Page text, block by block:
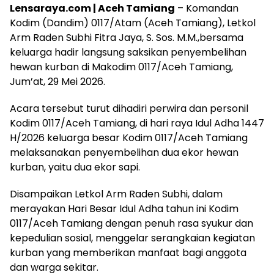
Lensaraya.com | Aceh Tamiang – Komandan
Kodim (Dandim) 0117/Atam (Aceh Tamiang), Letkol
Arm Raden Subhi Fitra Jaya, S. Sos. M.M.,bersama
keluarga hadir langsung saksikan penyembelihan
hewan kurban di Makodim 0117/Aceh Tamiang,
Jum’at, 29 Mei 2026.
Acara tersebut turut dihadiri perwira dan personil
Kodim 0117/Aceh Tamiang, di hari raya Idul Adha 1447
H/2026 keluarga besar Kodim 0117/Aceh Tamiang
melaksanakan penyembelihan dua ekor hewan
kurban, yaitu dua ekor sapi.
Disampaikan Letkol Arm Raden Subhi, dalam
merayakan Hari Besar Idul Adha tahun ini Kodim
0117/Aceh Tamiang dengan penuh rasa syukur dan
kepedulian sosial, menggelar serangkaian kegiatan
kurban yang memberikan manfaat bagi anggota
dan warga sekitar.